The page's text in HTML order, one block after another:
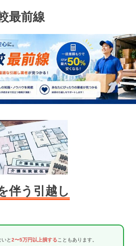
最前線
伴う引越し
と2〜5万円以上損することもあります。